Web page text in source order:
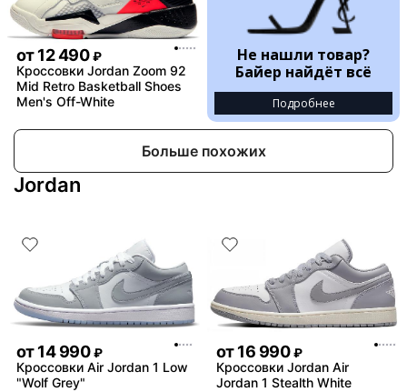
от12 490 ₽
Кроссовки Jordan Zoom 92
Mid Retro Basketball Shoes
Men's Off-White
Не нашли товар?
Байер найдёт всё
Подробнее
Больше похожих
Jordan
от14 990 ₽
Кроссовки Air Jordan 1 Low
"Wolf Grey"
от16 990 ₽
Кроссовки Jordan Air
Jordan 1 Stealth White